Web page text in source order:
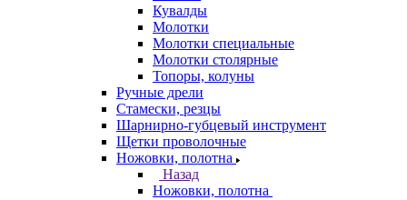
Кувалды
Молотки
Молотки специальные
Молотки столярные
Топоры, колуны
Ручные дрели
Стамески, резцы
Шарнирно-губцевый инструмент
Щетки проволочные
Ножовки, полотна
Назад
Ножовки, полотна